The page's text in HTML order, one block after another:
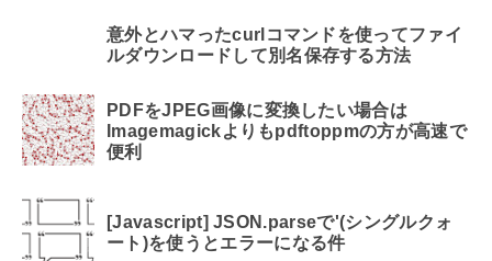
意外とハマったcurlコマンドを使ってファイ
ルダウンロードして別名保存する方法
PDFをJPEG画像に変換したい場合は
Imagemagickよりもpdftoppmの方が高速で
便利
[Javascript] JSON.parseで'(シングルクォ
ート)を使うとエラーになる件